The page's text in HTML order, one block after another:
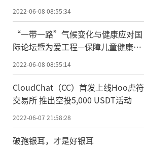
2022-06-08 08:55:34
“一带一路”气候变化与健康应对国
际论坛暨为爱工程—保障儿童健康成
长公益行动启动
2022-06-08 08:55:14
CloudChat（CC）首发上线Hoo虎符
交易所 推出空投5,000 USDT活动
2022-06-07 21:58:28
破孢银耳，才是好银耳